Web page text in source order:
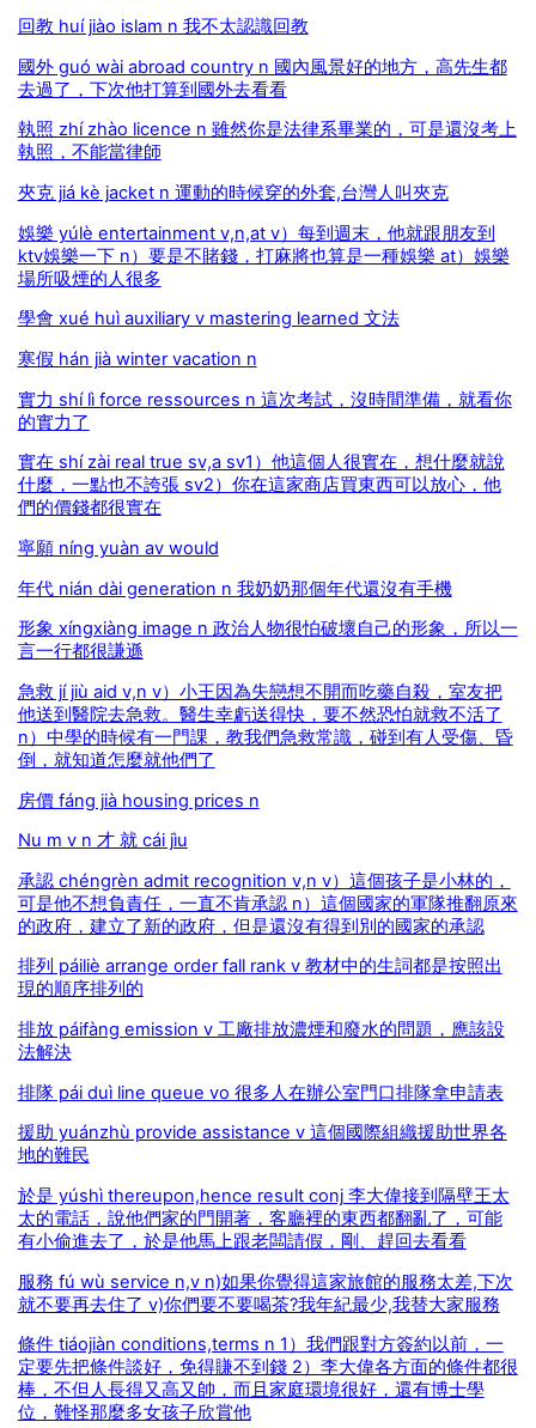
回教 huí jiào islam n 我不太認識回教
國外 guó wài abroad country n 國內風景好的地方，高先生都
去過了，下次他打算到國外去看看
執照 zhí zhào licence n 雖然你是法律系畢業的，可是還沒考上
執照，不能當律師
夾克 jiá kè jacket n 運動的時候穿的外套,台灣人叫夾克
娛樂 yúlè entertainment v,n,at v）每到週末，他就跟朋友到
ktv娛樂一下 n）要是不賭錢，打麻將也算是一種娛樂 at）娛樂
場所吸煙的人很多
學會 xué huì auxiliary v mastering learned 文法
寒假 hán jià winter vacation n
實力 shí lì force ressources n 這次考試，沒時間準備，就看你
的實力了
實在 shí zài real true sv,a sv1）他這個人很實在，想什麼就說
什麼，一點也不誇張 sv2）你在這家商店買東西可以放心，他
們的價錢都很實在
寧願 níng yuàn av would
年代 nián dài generation n 我奶奶那個年代還沒有手機
形象 xíngxiàng image n 政治人物很怕破壞自己的形象，所以一
言一行都很謙遜
急救 jí jiù aid v,n v）小王因為失戀想不開而吃藥自殺，室友把
他送到醫院去急救。醫生幸虧送得快，要不然恐怕就救不活了
n）中學的時候有一門課，教我們急救常識，碰到有人受傷、昏
倒，就知道怎麼就他們了
房價 fáng jià housing prices n
Nu m v n 才 就 cái jìu
承認 chéngrèn admit recognition v,n v）這個孩子是小林的，
可是他不想負責任，一直不肯承認 n）這個國家的軍隊推翻原來
的政府，建立了新的政府，但是還沒有得到別的國家的承認
排列 páiliè arrange order fall rank v 教材中的生詞都是按照出
現的順序排列的
排放 páifàng emission v 工廠排放濃煙和廢水的問題，應該設
法解決
排隊 pái duì line queue vo 很多人在辦公室門口排隊拿申請表
援助 yuánzhù provide assistance v 這個國際組織援助世界各
地的難民
於是 yúshì thereupon,hence result conj 李大偉接到隔壁王太
太的電話，說他們家的門開著，客廳裡的東西都翻亂了，可能
有小偷進去了，於是他馬上跟老闆請假，剛、趕回去看看
服務 fú wù service n,v n)如果你覺得這家旅館的服務太差,下次
就不要再去住了 v)你們要不要喝茶?我年紀最少,我替大家服務
條件 tiáojiàn conditions,terms n 1）我們跟對方簽約以前，一
定要先把條件談好，免得賺不到錢 2）李大偉各方面的條件都很
棒，不但人長得又高又帥，而且家庭環境很好，還有博士學
位，難怪那麼多女孩子欣賞他